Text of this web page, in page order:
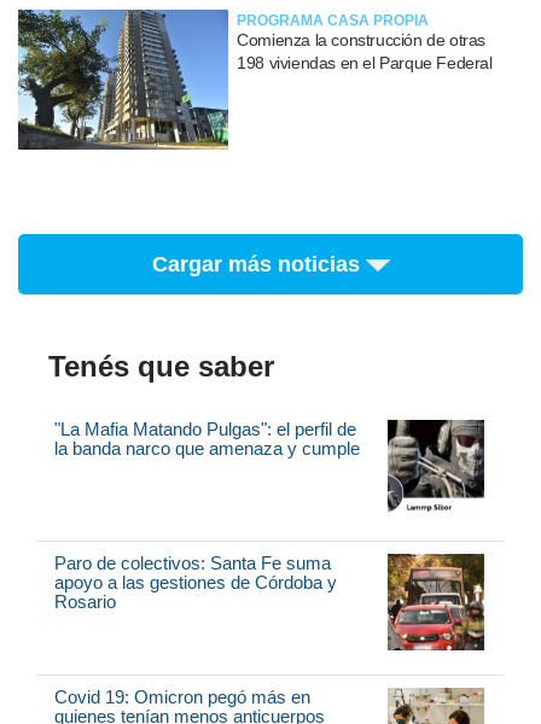
PROGRAMA CASA PROPIA
Comienza la construcción de otras
198 viviendas en el Parque Federal
Cargar más noticias
Tenés que saber
"La Mafia Matando Pulgas": el perfil de
la banda narco que amenaza y cumple
Paro de colectivos: Santa Fe suma
apoyo a las gestiones de Córdoba y
Rosario
Covid 19: Omicron pegó más en
quienes tenían menos anticuerpos